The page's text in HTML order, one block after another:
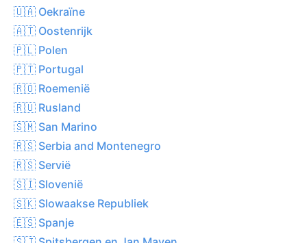
🇺🇦 Oekraïne
🇦🇹 Oostenrijk
🇵🇱 Polen
🇵🇹 Portugal
🇷🇴 Roemenië
🇷🇺 Rusland
🇸🇲 San Marino
🇷🇸 Serbia and Montenegro
🇷🇸 Servië
🇸🇮 Slovenië
🇸🇰 Slowaakse Republiek
🇪🇸 Spanje